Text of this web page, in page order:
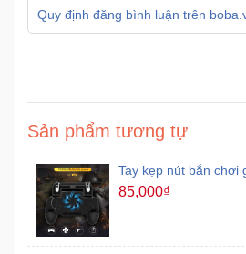
VoucherQuy định đăng bình luận trên
Sản phẩm tương tự
Tay kẹp nút bắn chơi
85,000₫